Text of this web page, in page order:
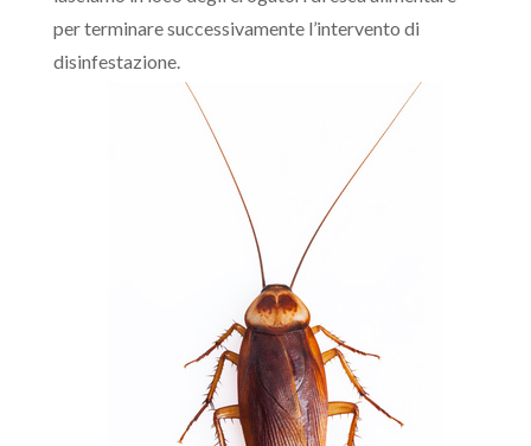
per terminare successivamente l’intervento di
disinfestazione.